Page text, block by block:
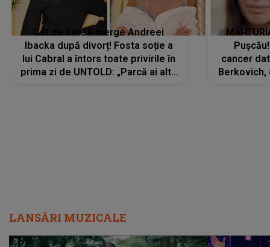
Cât de bine îi merge Andreei
Ibacka după divorț! Fosta soție a
lui Cabral a întors toate privirile în
prima zi de UNTOLD: „Parcă ai altă
cancer
LANSĂRI MUZICALE